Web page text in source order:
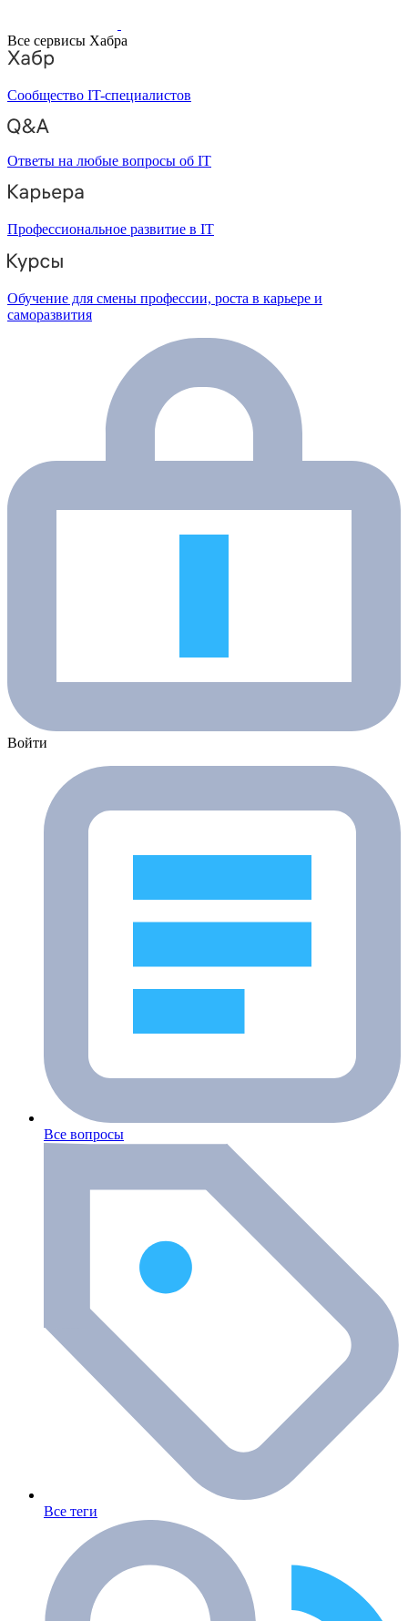
Все сервисы Хабра
Сообщество IT-специалистов
Ответы на любые вопросы об IT
Профессиональное развитие в IT
Обучение для смены профессии, роста в карьере и
саморазвития
Войти
Все вопросы
Все теги